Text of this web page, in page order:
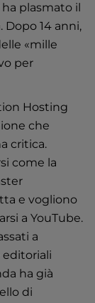
plasmato il
14 anni,
«mille
per
Hosting
che
critica.
come la
e vogliono
a YouTube.
a
editoriali
ha già
di